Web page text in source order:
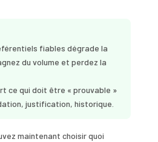
fiables dégrade la
du volume et perdez la
ce qui doit être « prouvable »
justification, historique.
maintenant choisir quoi